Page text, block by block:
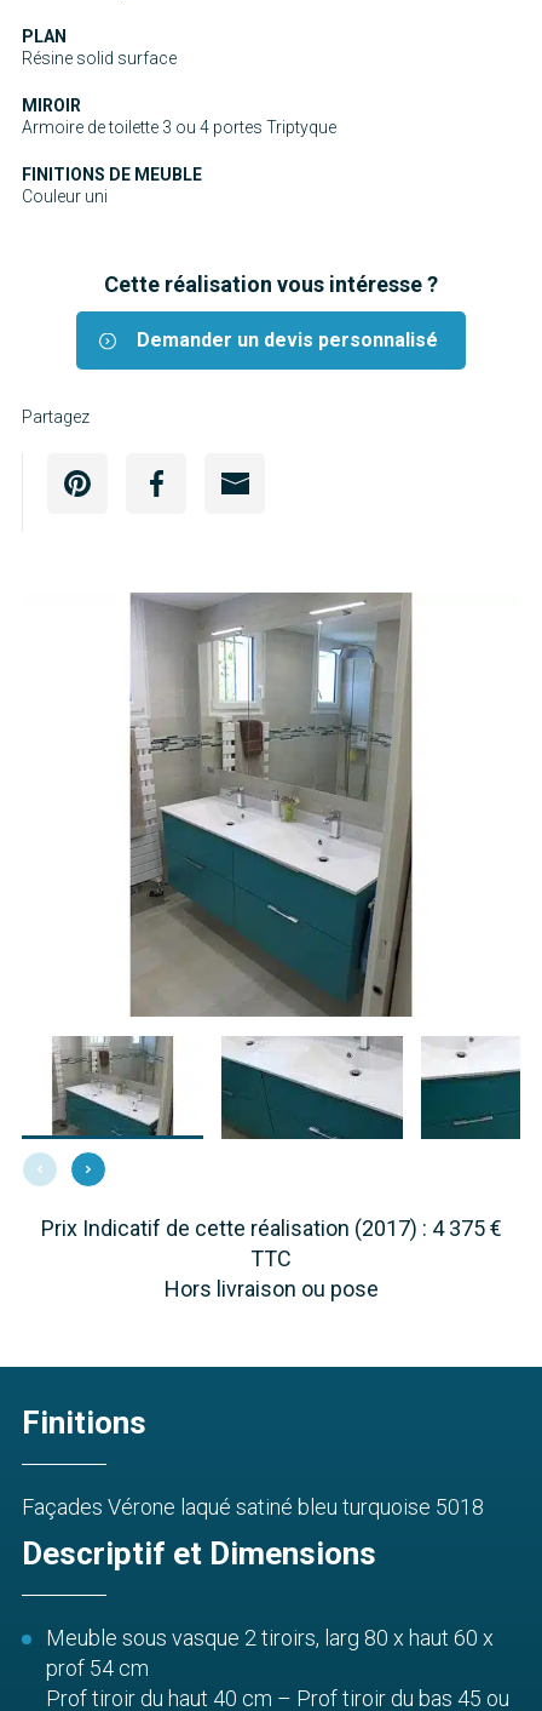
PLAN
Résine solid surface
MIROIR
Armoire de toilette 3 ou 4 portes Triptyque
FINITIONS DE MEUBLE
Couleur uni
Cette réalisation vous intéresse ?
Demander un devis personnalisé
Partagez
Prix Indicatif de cette réalisation (2017) : 4 375 €
TTC
Hors livraison ou pose
Finitions
Façades Vérone laqué satiné bleu turquoise 5018
Descriptif et Dimensions
Meuble sous vasque 2 tiroirs, larg 80 x haut 60 x
prof 54 cm
Prof tiroir du haut 40 cm – Prof tiroir du bas 45 ou